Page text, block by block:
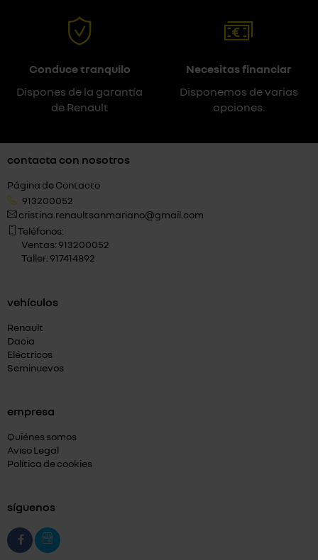
Conduce tranquilo
Dispones de la garantía
de Renault
Necesitas financiar
Disponemos de varias
opciones.
contacta con nosotros
Página de Contacto
913200052
cristina.renaultsanmariano@gmail.com
Teléfonos:
Ventas: 913200052
Taller: 917414892
vehículos
Renault
Dacia
Eléctricos
Seminuevos
empresa
Quiénes somos
Aviso Legal
Política de cookies
síguenos